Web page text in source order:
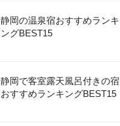
静岡の温泉宿おすすめランキ
ングBEST15
静岡で客室露天風呂付きの宿
おすすめランキングBEST15